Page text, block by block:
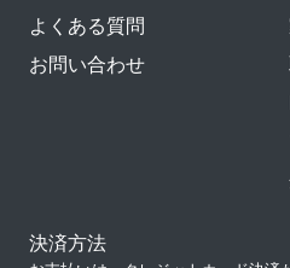
よくある質問
お問い合わせ
決済方法